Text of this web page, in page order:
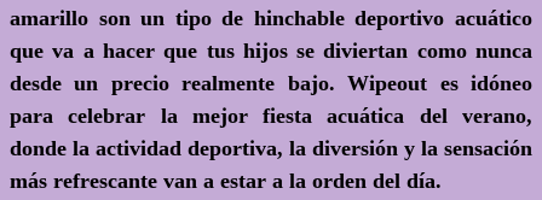
amarillo son un tipo de hinchable deportivo acuático
que va a hacer que tus hijos se diviertan como nunca
desde un precio realmente bajo. Wipeout es idóneo
para celebrar la mejor fiesta acuática del verano,
donde la actividad deportiva, la diversión y la sensación
más refrescante van a estar a la orden del día.